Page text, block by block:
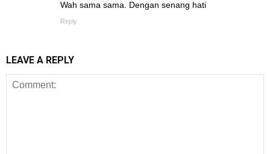
Wah sama sama. Dengan senang hati
Reply
LEAVE A REPLY